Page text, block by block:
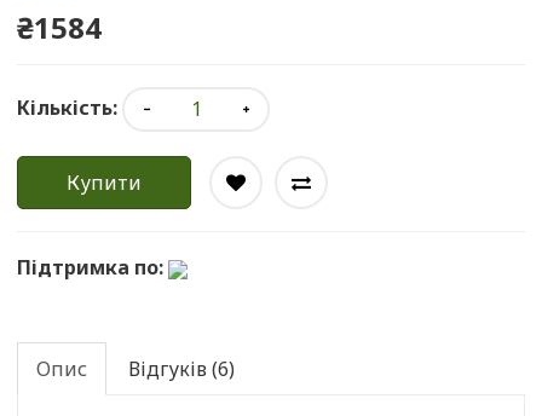
₴1584
Кількість:
Купити
Підтримка по:
Опис Відгуків (6)